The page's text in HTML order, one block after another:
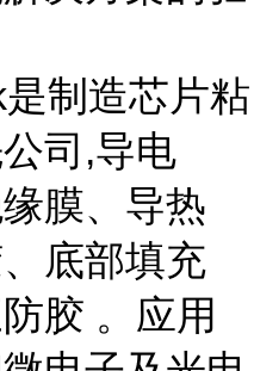
制造芯片粘
司,导电
膜、导热
底部填充
胶 。应用